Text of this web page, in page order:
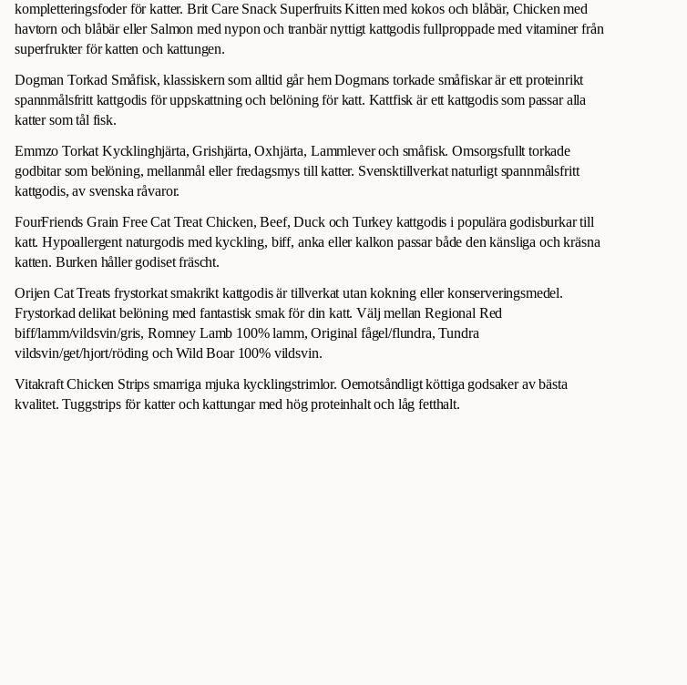
kompletteringsfoder för katter. Brit Care Snack Superfruits Kitten med kokos och blåbär, Chicken med
havtorn och blåbär eller Salmon med nypon och tranbär nyttigt kattgodis fullproppade med vitaminer från
superfrukter för katten och kattungen.
Dogman Torkad Småfisk, klassiskern som alltid går hem Dogmans torkade småfiskar är ett proteinrikt
spannmålsfritt kattgodis för uppskattning och belöning för katt. Kattfisk är ett kattgodis som passar alla
katter som tål fisk.
Emmzo Torkat Kycklinghjärta, Grishjärta, Oxhjärta, Lammlever och småfisk. Omsorgsfullt torkade
godbitar som belöning, mellanmål eller fredagsmys till katter. Svensktillverkat naturligt spannmålsfritt
kattgodis, av svenska råvaror.
FourFriends Grain Free Cat Treat Chicken, Beef, Duck och Turkey kattgodis i populära godisburkar till
katt. Hypoallergent naturgodis med kyckling, biff, anka eller kalkon passar både den känsliga och kräsna
katten. Burken håller godiset fräscht.
Orijen Cat Treats frystorkat smakrikt kattgodis är tillverkat utan kokning eller konserveringsmedel.
Frystorkad delikat belöning med fantastisk smak för din katt. Välj mellan Regional Red
biff/lamm/vildsvin/gris, Romney Lamb 100% lamm, Original fågel/flundra, Tundra
vildsvin/get/hjort/röding och Wild Boar 100% vildsvin.
Vitakraft Chicken Strips smarriga mjuka kycklingstrimlor. Oemotsåndligt köttiga godsaker av bästa
kvalitet. Tuggstrips för katter och kattungar med hög proteinhalt och låg fetthalt.